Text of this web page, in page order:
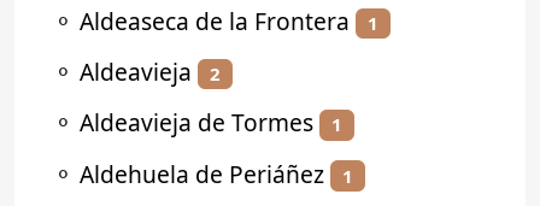
⚬ Aldeaseca de la Frontera 1
⚬ Aldeavieja 2
⚬ Aldeavieja de Tormes 1
⚬ Aldehuela de Periáñez 1